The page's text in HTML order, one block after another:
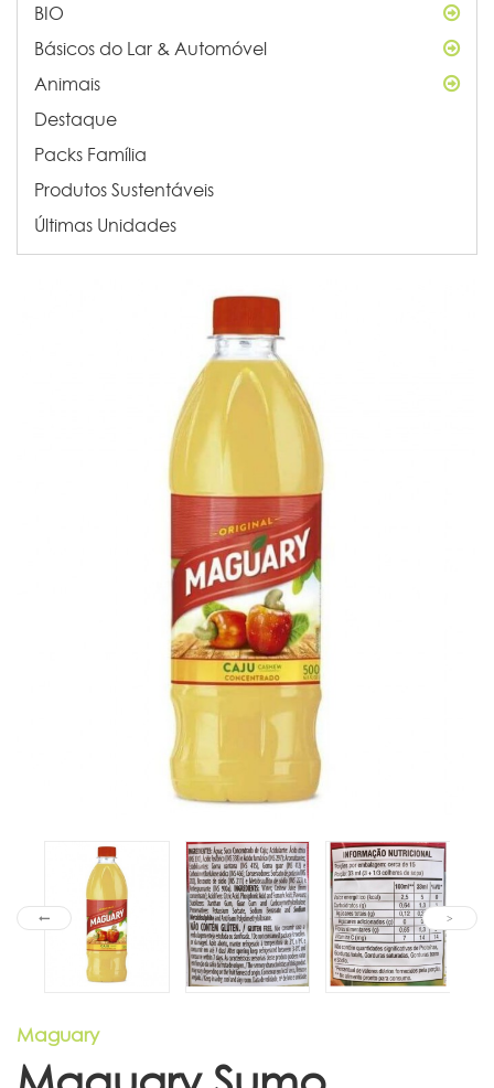
BIO
Básicos do Lar & Automóvel
Animais
Destaque
Packs Família
Produtos Sustentáveis
Últimas Unidades
Maguary